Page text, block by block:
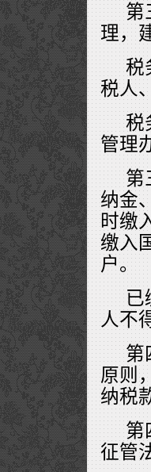
第
理，
税
税人
税
管理
第
纳金
时缴
缴入
户。
已
人不
第
原则
纳税
第
征管